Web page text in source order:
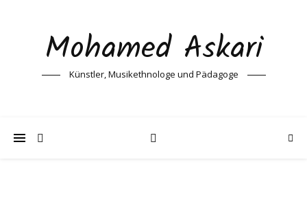
Mohamed Askari
Künstler, Musikethnologe und Pädagoge